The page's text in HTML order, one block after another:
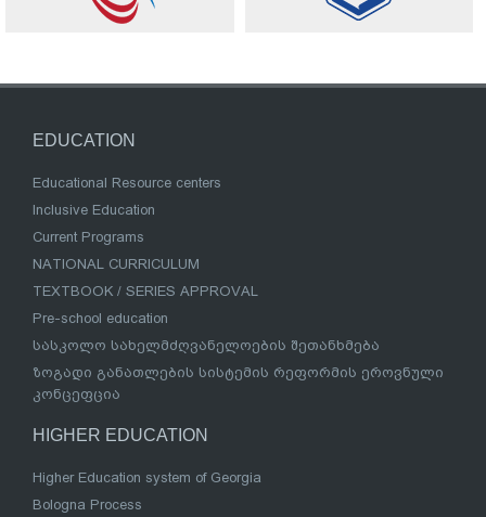
EDUCATION
Educational Resource centers
Inclusive Education
Current Programs
NATIONAL CURRICULUM
TEXTBOOK / SERIES APPROVAL
Pre-school education
სასკოლო სახელმძღვანელოების შეთანხმება
ზოგადი განათლების სისტემის რეფორმის ეროვნული
კონცეფცია
HIGHER EDUCATION
Higher Education system of Georgia
Bologna Process